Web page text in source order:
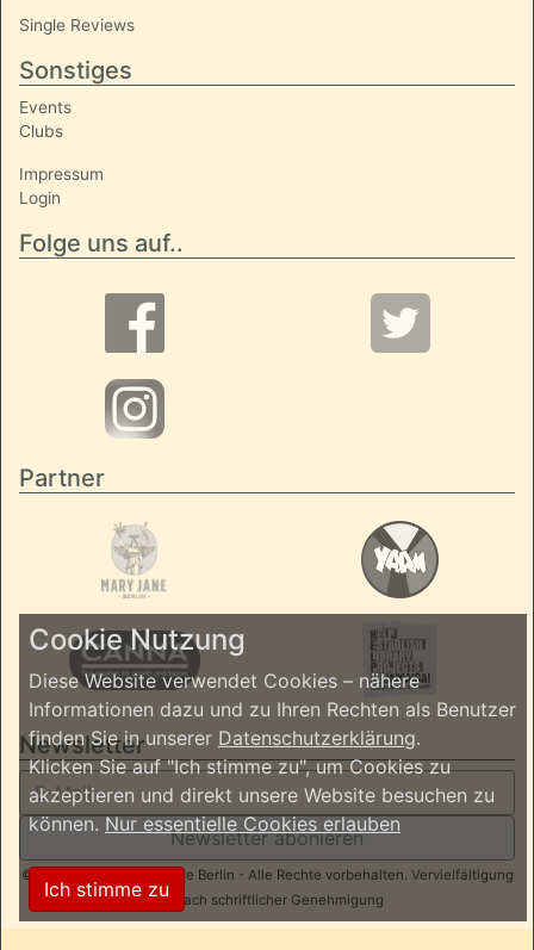
Single Reviews
Sonstiges
Events
Clubs
Impressum
Login
Folge uns auf..
Partner
Newsletter
Newsletter abonieren
© 2026 ReggaeInBerlin.de Berlin - Alle Rechte vorbehalten. Vervielfältigung
nur nach schriftlicher Genehmigung
Cookie Nutzung
Diese Website verwendet Cookies – nähere
Informationen dazu und zu Ihren Rechten als Benutzer
finden Sie in unserer Datenschutzerklärung.
Klicken Sie auf "Ich stimme zu", um Cookies zu
akzeptieren und direkt unsere Website besuchen zu
können.Nur essentielle Cookies erlauben
Ich stimme zu